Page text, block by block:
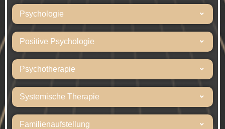
Psychologie
Positive Psychologie
Psychotherapie
Systemische Therapie
Familienaufstellung